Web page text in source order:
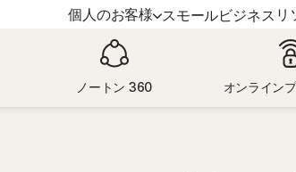
個人のお客様
デバイスセキ
スモールビジネス リ
ノートンのブロ
サポート
ノートン 360 オンライン